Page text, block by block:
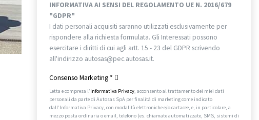
INFORMATIVA AI SENSI DEL REGOLAMENTO UE N. 2016/679
"GDPR"
I dati personali acquisiti saranno utilizzati esclusivamente per
rispondere alla richiesta formulata. Gli Interessati possono
esercitare i diritti di cui agli artt. 15 - 23 del GDPR scrivendo
all'indirizzo autosas@pec.autosas.it.
Consenso Marketing *
Letta e compresa l’Informativa Privacy, acconsento al trattamento dei miei dati
personali da parte di Autosas SpA per finalità di marketing come indicato
dall’Informativa Privacy, con modalità elettroniche e/o cartacee, e, in particolare, a
mezzo posta ordinaria o email, telefono (es. chiamate automatizzate, SMS, sistemi di